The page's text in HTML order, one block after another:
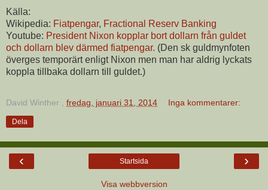
Källa:
Wikipedia: Fiatpengar, Fractional Reserv Banking
Youtube: President Nixon kopplar bort dollarn från guldet
och dollarn blev därmed fiatpengar. (Den sk guldmynfoten
överges temporärt enligt Nixon men man har aldrig lyckats
koppla tillbaka dollarn till guldet.)
David Winther , fredag, januari 31, 2014 Inga kommentarer:
Dela
‹ ›
Startsida
Visa webbversion